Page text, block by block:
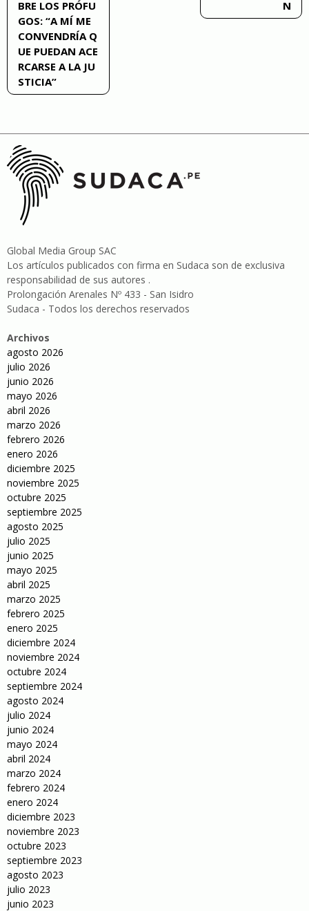
entradas
BRE LOS PRÓFU
GOS: “A MÍ ME
CONVENDRÍA Q
UE PUEDAN ACE
RCARSE A LA JU
STICIA”
N
Global Media Group SAC
Los artículos publicados con firma en Sudaca son de exclusiva
responsabilidad de sus autores .
Prolongación Arenales Nº 433 - San Isidro
Sudaca - Todos los derechos reservados
Archivos
agosto 2026
julio 2026
junio 2026
mayo 2026
abril 2026
marzo 2026
febrero 2026
enero 2026
diciembre 2025
noviembre 2025
octubre 2025
septiembre 2025
agosto 2025
julio 2025
junio 2025
mayo 2025
abril 2025
marzo 2025
febrero 2025
enero 2025
diciembre 2024
noviembre 2024
octubre 2024
septiembre 2024
agosto 2024
julio 2024
junio 2024
mayo 2024
abril 2024
marzo 2024
febrero 2024
enero 2024
diciembre 2023
noviembre 2023
octubre 2023
septiembre 2023
agosto 2023
julio 2023
junio 2023